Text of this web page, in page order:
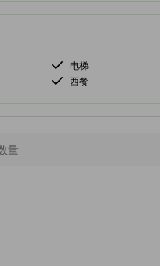
电梯
西餐
量